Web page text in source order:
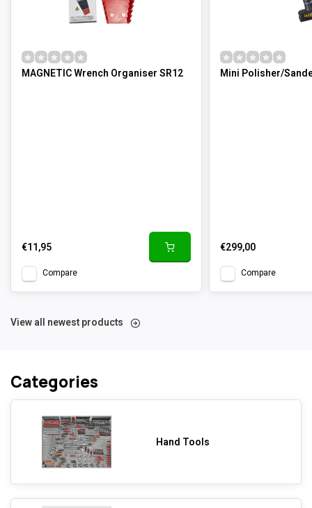
MAGNETIC Wrench Organiser SR12
€11,95
Compare
Mini Polisher/
€299,00
Compare
View all newest products
Categories
Hand Tools